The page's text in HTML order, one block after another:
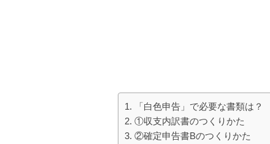
「白色申告」で必要な書類は？
①収支内訳書のつくりかた
②確定申告書Bのつくりかた